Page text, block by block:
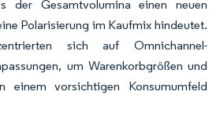
der Gesamtvolumina einen neuen
Polarisierung im Kaufmix hindeutet.
sich auf Omnichannel-
um Warenkorbgrößen und
einem vorsichtigen Konsumumfeld